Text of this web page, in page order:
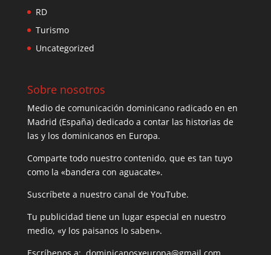
RD
Turismo
Uncategorized
Sobre nosotros
Medio de comunicación dominicano radicado en en
Madrid (España) dedicado a contar las historias de
las y los dominicanos en Europa.
Comparte todo nuestro contenido, que es tan tuyo
como la «bandera con aguacate».
Suscríbete a nuestro canal de YouTube.
Tu publicidad tiene un lugar especial en nuestro
medio, «y los paisanos lo saben».